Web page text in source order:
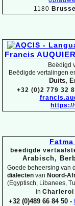
1180
Francis AUQUIER
Beëdigd
Beëdigde vertalingen
Duits,
+32 (0)2 779 32
https://
beëdigde
Arabisch,
Goede beheersing van
dialecten van Noord-
(Egyptisch, Libanees,
in Charleroi
+32 (0)489 66 84 50 -